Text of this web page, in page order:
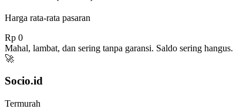
Harga rata-rata pasaran
Rp 0
Mahal, lambat, dan sering tanpa garansi. Saldo sering hangus.
🚀
Socio.id
Termurah